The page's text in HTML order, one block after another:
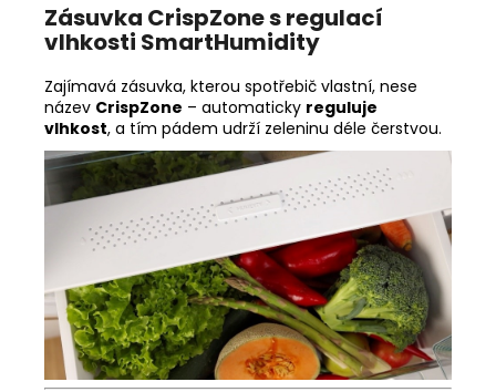
Zásuvka CrispZone s regulací
vlhkosti SmartHumidity
Zajímavá zásuvka, kterou spotřebič vlastní, nese
název CrispZone – automaticky reguluje
vlhkost, a tím pádem udrží zeleninu déle čerstvou.